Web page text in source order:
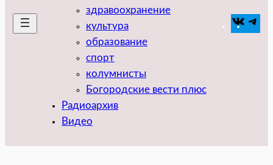
здравоохранение
культура
образование
спорт
колумнисты
Богородские вести плюс
Радиоархив
Видео
VK